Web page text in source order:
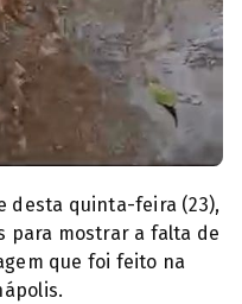
Enchente Avenida
desta quinta-feira (23),
para mostrar a falta de
que foi feito na